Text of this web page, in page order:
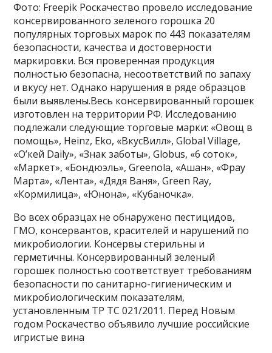
Фото: Freepik Роскачество провело исследование
консервированного зеленого горошка 20
популярных торговых марок по 443 показателям
безопасности, качества и достоверности
маркировки. Вся проверенная продукция
полностью безопасна, несоответствий по запаху
и вкусу нет. Однако нарушения в ряде образцов
были выявлены.Весь консервированный горошек
изготовлен на территории РФ. Исследованию
подлежали следующие торговые марки: «Овощ в
помощь», Heinz, Eko, «ВкусВилл», Global Village,
«О’кей Daily», «Знак заботы», Globus, «6 соток»,
«Маркет», «Бондюэль», Greenola, «Ашан», «Фрау
Марта», «Лента», «Дядя Ваня», Green Ray,
«Кормилица», «Юнона», «Кубаночка».
Во всех образцах не обнаружено пестицидов,
ГМО, консервантов, красителей и нарушений по
микробиологии. Консервы стерильны и
герметичны. Консервированный зеленый
горошек полностью соответствует требованиям
безопасности по санитарно-гигиеническим и
микробиологическим показателям,
установленным ТР ТС 021/2011. Перед Новым
годом Роскачество объявило лучшие российские
игристые вина